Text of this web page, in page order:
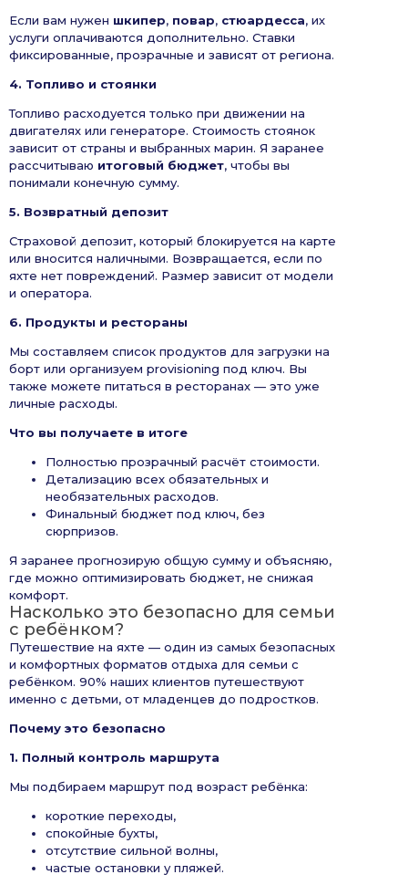
Если вам нужен шкипер, повар, стюардесса, их
услуги оплачиваются дополнительно. Ставки
фиксированные, прозрачные и зависят от региона.
4. Топливо и стоянки
Топливо расходуется только при движении на
двигателях или генераторе. Стоимость стоянок
зависит от страны и выбранных марин. Я заранее
рассчитываю итоговый бюджет, чтобы вы
понимали конечную сумму.
5. Возвратный депозит
Страховой депозит, который блокируется на карте
или вносится наличными. Возвращается, если по
яхте нет повреждений. Размер зависит от модели
и оператора.
6. Продукты и рестораны
Мы составляем список продуктов для загрузки на
борт или организуем provisioning под ключ. Вы
также можете питаться в ресторанах — это уже
личные расходы.
Что вы получаете в итоге
Полностью прозрачный расчёт стоимости.
Детализацию всех обязательных и
необязательных расходов.
Финальный бюджет под ключ, без
сюрпризов.
Я заранее прогнозирую общую сумму и объясняю,
где можно оптимизировать бюджет, не снижая
комфорт.
Насколько это безопасно для семьи
с ребёнком?
Путешествие на яхте — один из самых безопасных
и комфортных форматов отдыха для семьи с
ребёнком. 90% наших клиентов путешествуют
именно с детьми, от младенцев до подростков.
Почему это безопасно
1. Полный контроль маршрута
Мы подбираем маршрут под возраст ребёнка:
короткие переходы,
спокойные бухты,
отсутствие сильной волны,
частые остановки у пляжей.